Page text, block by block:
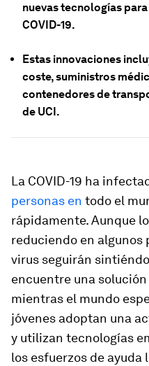
nuevas tecnologías
COVID-19.
Estas innovaciones
coste, suministros
contenedores de
de UCI.
La COVID-19 ha
personas en todo el
rápidamente. Aunque
reduciendo en algunos
virus seguirán
encuentre una solución
mientras el mundo
jóvenes adoptan una
y utilizan tecnologías
los esfuerzos de ayuda